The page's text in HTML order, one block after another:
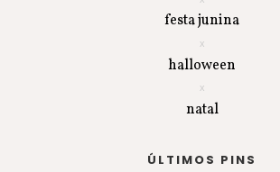
festa junina
halloween
natal
ÚLTIMOS PINS